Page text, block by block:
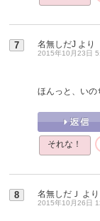
7 名無しだJ より
2015年10月23日
ほんっと、いの
それな！
8 名無しだＪ より
2015年10月26日